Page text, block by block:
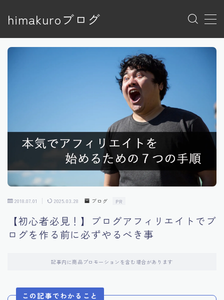
himakuroブログ
MENU
トップページ
利用規約／特定商取引法に基づく表記
2018.07.01 2025.03.28 ブログ PR
【初心者必見！】ブログアフィリエイトでブ
ログを作る前に必ずやるべき事
記事内に商品プロモーションを含む場合があります
この記事でわかること